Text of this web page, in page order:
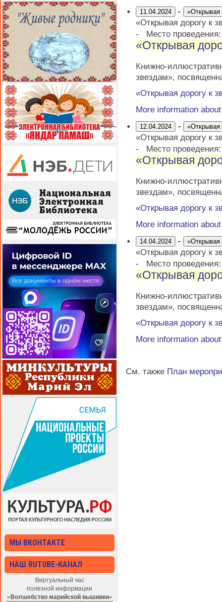
МЫ ВКОНТАКТЕ
НАШ RUTUBE-КАНАЛ
Виртуальный час
полезной информации
«Волшебство марийской вышивки»
11.04.2024 - «Открывая
«Открывая дорогу к
-
Место
«Открывая
Книжно-
звездам»,
«Открывая дорогу к
More information
12.04.2024 - «Открывая
«Открывая дорогу к
-
Место
«Открывая
Книжно-
звездам»,
«Открывая дорогу к
More information
14.04.2024 - «Открывая
«Открывая дорогу к
-
Место
«Открывая
Книжно-
звездам»,
«Открывая дорогу к
More information
См. также План